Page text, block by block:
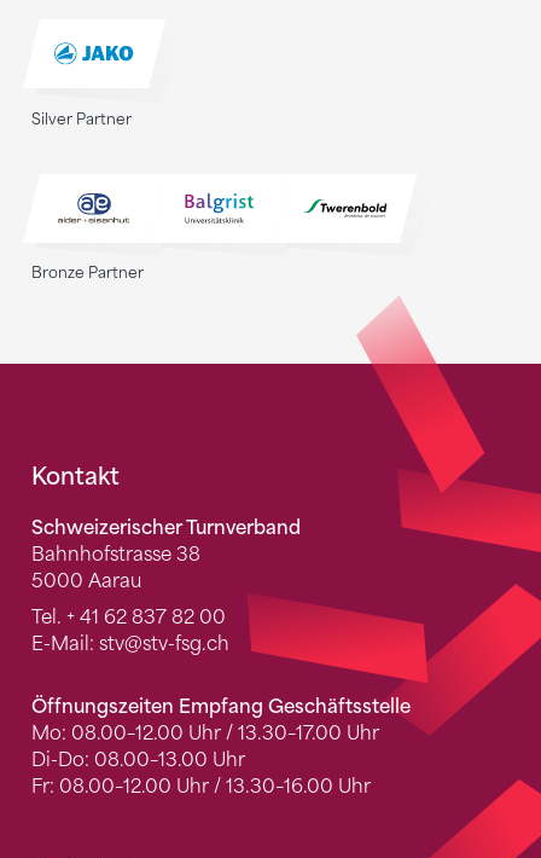
Silver Partner
Bronze Partner
Fusszeile
Kontakt
Schweizerischer Turnverband
Bahnhofstrasse 38
5000 Aarau
Tel. + 41 62 837 82 00
E-Mail: stv@stv-fsg.ch
Öffnungszeiten Empfang Geschäftsstelle
Mo: 08.00–12.00 Uhr / 13.30–17.00 Uhr
Di-Do: 08.00–13.00 Uhr
Fr: 08.00–12.00 Uhr / 13.30–16.00 Uhr